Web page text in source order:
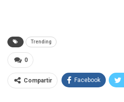
Trending
0
Compartir Facebook